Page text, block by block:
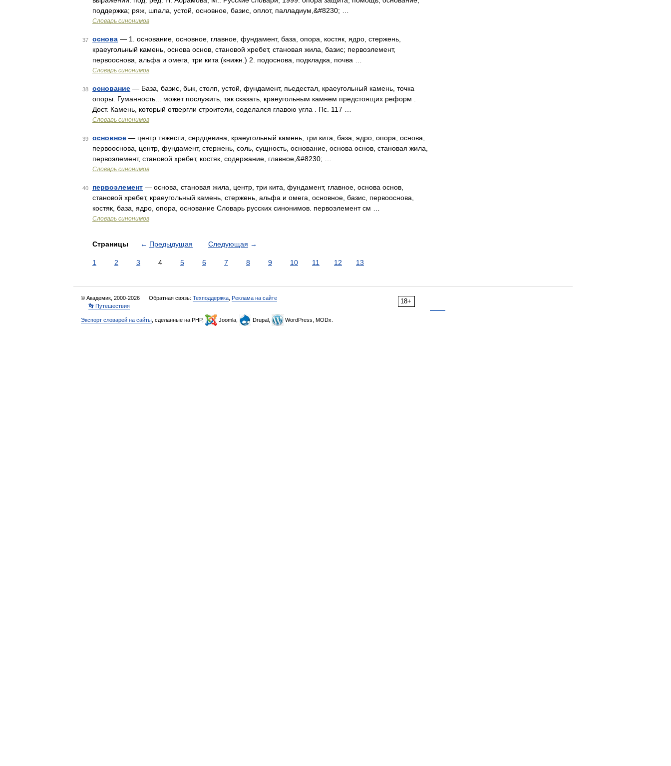
поддержка; ряж, шпала, устой, основное, базис, оплот, палладиум,&#8230; …
Словарь синонимов
37 основа — 1. основание, основное, главное, фундамент, база, опора, костяк, ядро, стержень,
краеугольный камень, основа основ, становой хребет, становая жила, базис; первоэлемент,
первооснова, альфа и омега, три кита (книжн.) 2. подоснова, подкладка, почва …
Словарь синонимов
38 основание — База, базис, бык, столп, устой, фундамент, пьедестал, краеугольный камень, точка
опоры. Гуманность... может послужить, так сказать, краеугольным камнем предстоящих реформ .
Дост. Камень, который отвергли строители, соделался главою угла . Пс. 117 …
Словарь синонимов
39 основное — центр тяжести, сердцевина, краеугольный камень, три кита, база, ядро, опора, основа,
первооснова, центр, фундамент, стержень, соль, сущность, основание, основа основ, становая жила,
первоэлемент, становой хребет, костяк, содержание, главное,&#8230; …
Словарь синонимов
40 первоэлемент — основа, становая жила, центр, три кита, фундамент, главное, основа основ,
становой хребет, краеугольный камень, стержень, альфа и омега, основное, базис, первооснова,
костяк, база, ядро, опора, основание Словарь русских синонимов. первоэлемент см …
Словарь синонимов
Страницы ← Предыдущая Следующая →
1 2 3 4 5 6 7 8 9 10 11 12 13
18+
© Академик, 2000-2026 Обратная связь: Техподдержка Реклама на сайте
👣 Путешествия
Экспорт словарей на сайты , сделанные на PHP, Joomla, Drupal, WordPress, MODx.